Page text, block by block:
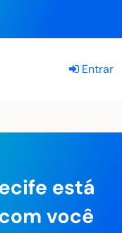
Entrar